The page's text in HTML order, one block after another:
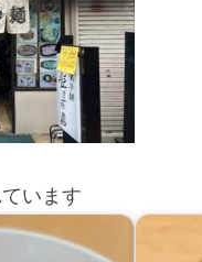
います